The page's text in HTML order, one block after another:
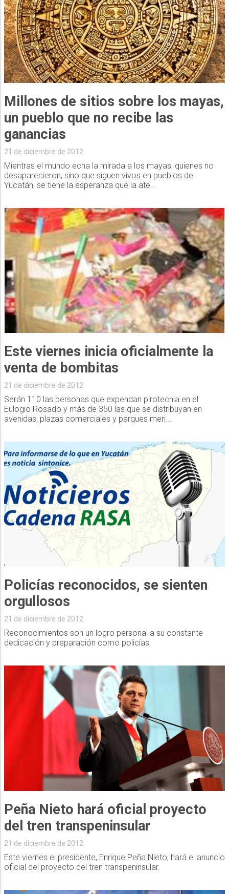
Millones de sitios sobre los mayas,
un pueblo que no recibe las
ganancias
21 de diciembre de 2012
Mientras el mundo echa la mirada a los mayas, quienes no
desaparecieron, sino que siguen vivos en pueblos de
Yucatán, se tiene la esperanza que la ate...
Este viernes inicia oficialmente la
venta de bombitas
21 de diciembre de 2012
Serán 110 las personas que expendan pirotecnia en el
Eulogio Rosado y más de 350 las que se distribuyan en
avenidas, plazas comerciales y parques meri...
Policías reconocidos, se sienten
orgullosos
21 de diciembre de 2012
Reconocimientos son un logro personal a su constante
dedicación y preparación como policías.
Peña Nieto hará oficial proyecto
del tren transpeninsular
21 de diciembre de 2012
Este viernes el presidente, Enrique Peña Nieto, hará el anuncio
oficial del proyecto del tren transpeninsular.